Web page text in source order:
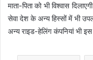
माता-पिता को भी विश्वास
सेवा देश के अन्य हिस्सों में भी
अन्य राइड-हेलिंग कंपनियां भी